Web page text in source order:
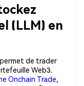
(LLM) en
permet de trader
Web3.
Onchain Trade,